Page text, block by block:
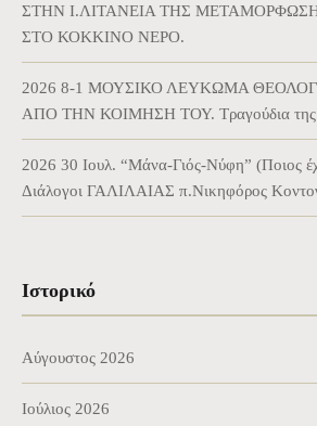
ΣΤΗΝ Ι.ΛΙΤΑΝΕΙΑ ΤΗΣ
ΣΤΟ ΚΟΚΚΙΝΟ ΝΕΡΟ.
2026 8-1 ΜΟΥΣΙΚΟ ΛΕΥΚΩΜΑ
ΑΠΟ ΤΗΝ ΚΟΙΜΗΣΗ ΤΟΥ. Τραγούδια
2026 30 Ιουλ. “Μάνα-Γιός-Νύφη” (Ποιος
Διάλογοι ΓΑΛΙΛΑΙΑΣ π.Νικηφόρος
Ιστορικό
Αύγουστος 2026
Ιούλιος 2026